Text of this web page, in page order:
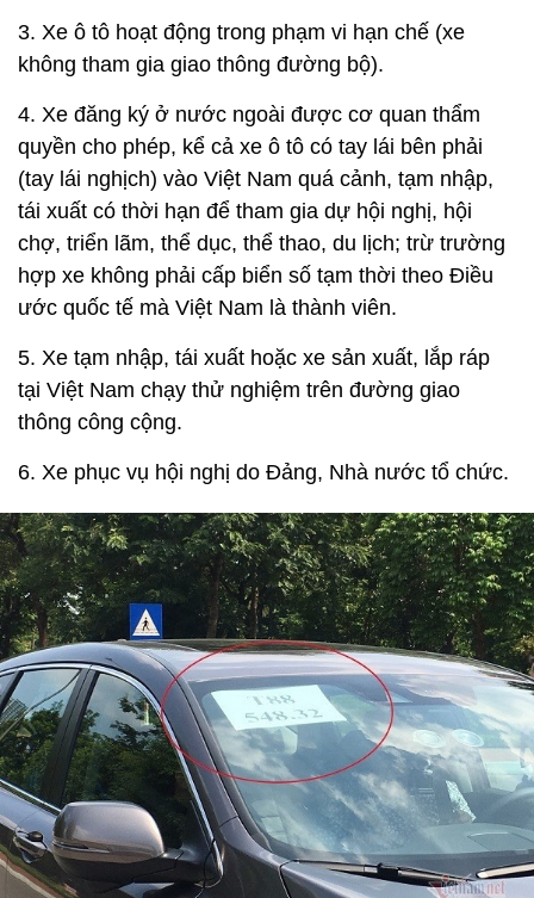
3. Xe ô tô hoạt động trong phạm vi hạn chế (xe
không tham gia giao thông đường bộ).
4. Xe đăng ký ở nước ngoài được cơ quan thẩm
quyền cho phép, kể cả xe ô tô có tay lái bên phải
(tay lái nghịch) vào Việt Nam quá cảnh, tạm nhập,
tái xuất có thời hạn để tham gia dự hội nghị, hội
chợ, triển lãm, thể dục, thể thao, du lịch; trừ trường
hợp xe không phải cấp biển số tạm thời theo Điều
ước quốc tế mà Việt Nam là thành viên.
5. Xe tạm nhập, tái xuất hoặc xe sản xuất, lắp ráp
tại Việt Nam chạy thử nghiệm trên đường giao
thông công cộng.
6. Xe phục vụ hội nghị do Đảng, Nhà nước tổ chức.